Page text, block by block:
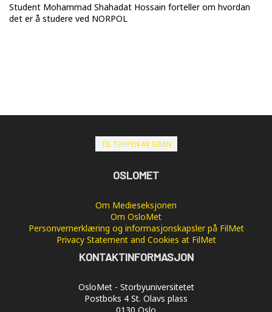
Student Mohammad Shahadat Hossain forteller om hvordan
det er å studere ved NORPOL
TIL TOPPEN AV SIDEN
OSLOMET
Om Medieseksjonen
Om OsloMet
Personvernerklæring og informasjonskapsler på FilMet
Privacy Statement and Cookies at FilMet
KONTAKTINFORMASJON
OsloMet - Storbyuniversitetet
Postboks 4 St. Olavs plass